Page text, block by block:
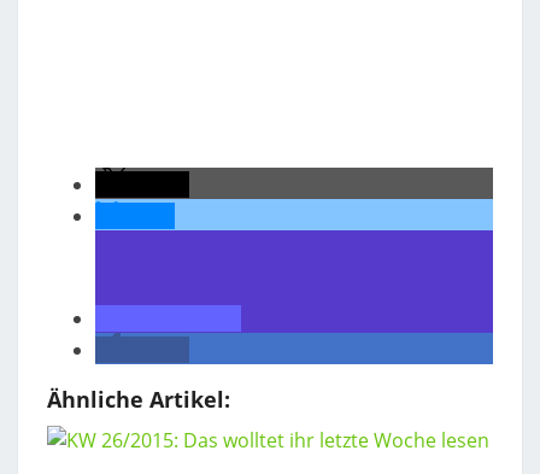
Ähnliche Artikel: